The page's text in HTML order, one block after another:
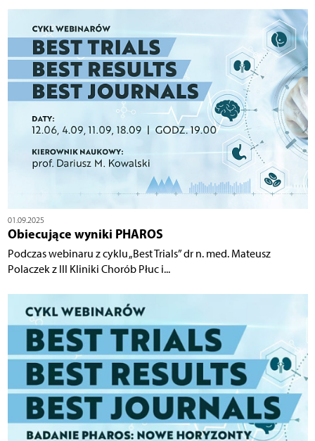
01.09.2025
Obiecujące wyniki PHAROS
Podczas webinaru z cyklu „Best Trials” dr n. med. Mateusz
Polaczek z III Kliniki Chorób Płuc i...